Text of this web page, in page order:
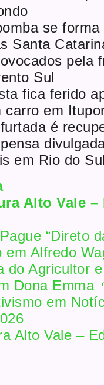
se forma
Santa
pela
Sul
fica ferido
carro em
é
em Rio do Sul
Alto Vale –
“Direto
em Alfredo
do Agricultor
Dona Emma
em
Alto Vale –